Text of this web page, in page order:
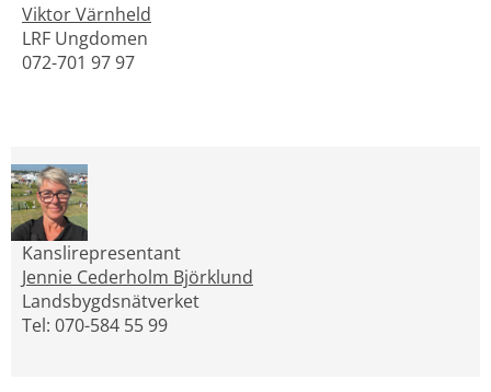
Viktor Värnheld
LRF Ungdomen
072-701 97 97
Förstora bilden
Kanslirepresentant
Jennie Cederholm Björklund
Landsbygdsnätverket
Tel: 070-584 55 99